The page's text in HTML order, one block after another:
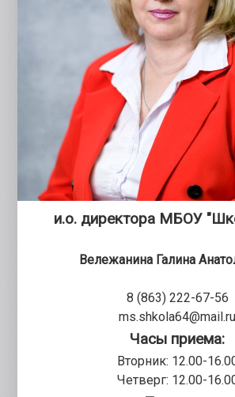
и.о. директора МБОУ
Вележанина Галина
8 (863) 222-67-56
ms.shkola64@mail.ru
Часы приема:
Вторник: 12.00-
Четверг: 12.00-